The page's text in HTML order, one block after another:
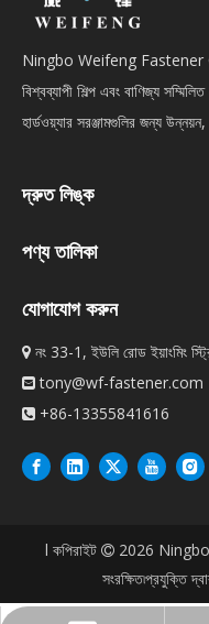
Ningbo Weifeng Fastener
বিশ্বব্যাপী শিল্প এবং বাণিজ্য
হার্ডওয়্যার সরঞ্জামগুলির জন্য উন্নয়ন,
দ্রুত লিঙ্ক
পণ্য তালিকা
যোগাযোগ করুন
 নং 33-1, ইউলি রোড ইয়াংমিং
 tony@wf-fastener.com
 +86-13355841616
l কপিরাইট  2026
সংরক্ষিত৷প্রযুক্তি